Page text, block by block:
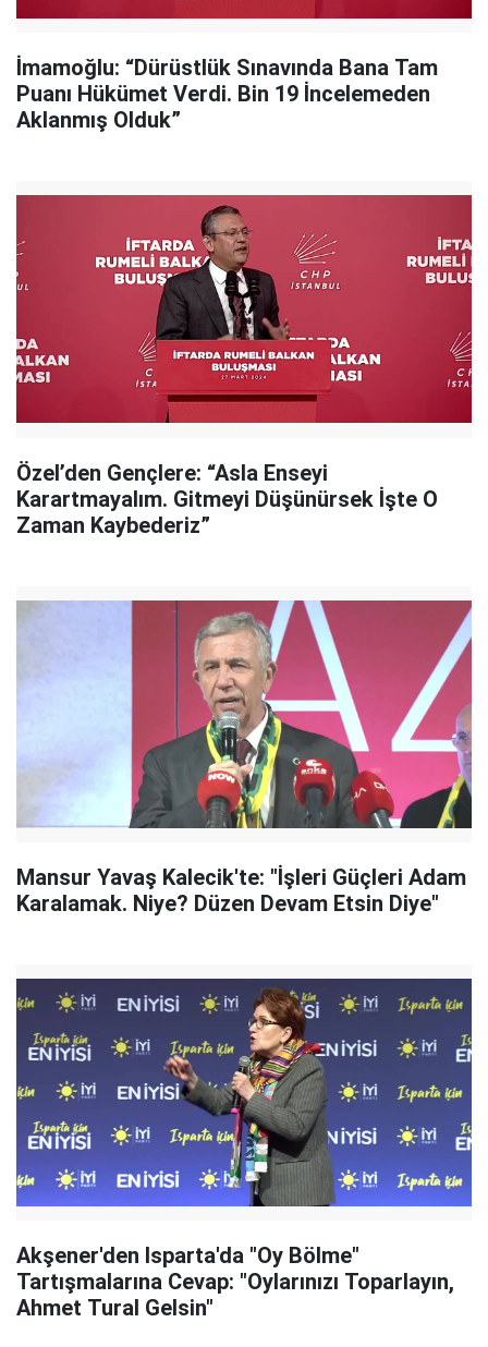
İmamoğlu: “Dürüstlük Sınavında Bana Tam
Puanı Hükümet Verdi. Bin 19 İncelemeden
Aklanmış Olduk”
Özel’den Gençlere: “Asla Enseyi
Karartmayalım. Gitmeyi Düşünürsek İşte O
Zaman Kaybederiz”
Mansur Yavaş Kalecik'te: "İşleri Güçleri Adam
Karalamak. Niye? Düzen Devam Etsin Diye"
Akşener'den Isparta'da "Oy Bölme"
Tartışmalarına Cevap: "Oylarınızı Toparlayın,
Ahmet Tural Gelsin"